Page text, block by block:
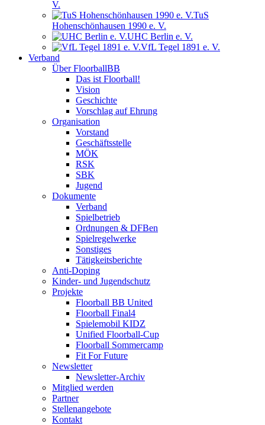
V.
TuS
Hohenschönhausen 1990 e. V.
UHC Berlin e. V.
VfL Tegel 1891 e. V.
Verband
Über FloorballBB
Das ist Floorball!
Vision
Geschichte
Vorschlag auf Ehrung
Organisation
Vorstand
Geschäftsstelle
MÖK
RSK
SBK
Jugend
Dokumente
Verband
Spielbetrieb
Ordnungen & DFBen
Spielregelwerke
Sonstiges
Tätigkeitsberichte
Anti-Doping
Kinder- und Jugendschutz
Projekte
Floorball BB United
Floorball Final4
Spielemobil KIDZ
Unified Floorball-Cup
Floorball Sommercamp
Fit For Future
Newsletter
Newsletter-Archiv
Mitglied werden
Partner
Stellenangebote
Kontakt